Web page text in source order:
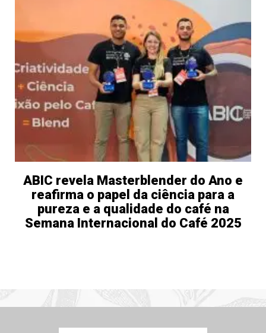
ABIC revela Masterblender do Ano e
reafirma o papel da ciência para a
pureza e a qualidade do café na
Semana Internacional do Café 2025